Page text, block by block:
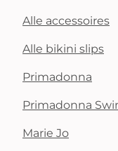
Alle accessoires
Alle bikini slips
Primadonna
Primadonna
Marie Jo